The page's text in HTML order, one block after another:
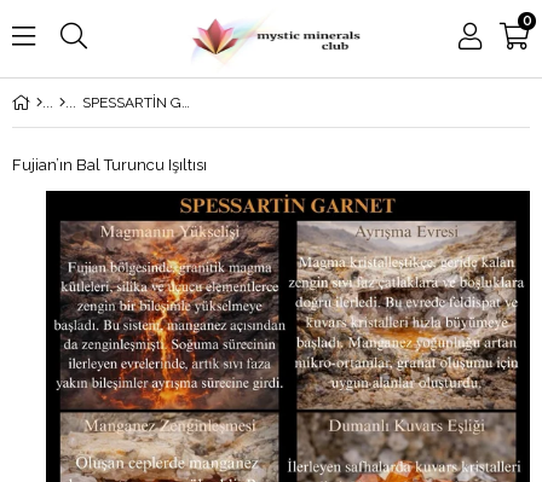
0
SPESSARTİN GARNET
Fujian’ın Bal Turuncu Işıltısı